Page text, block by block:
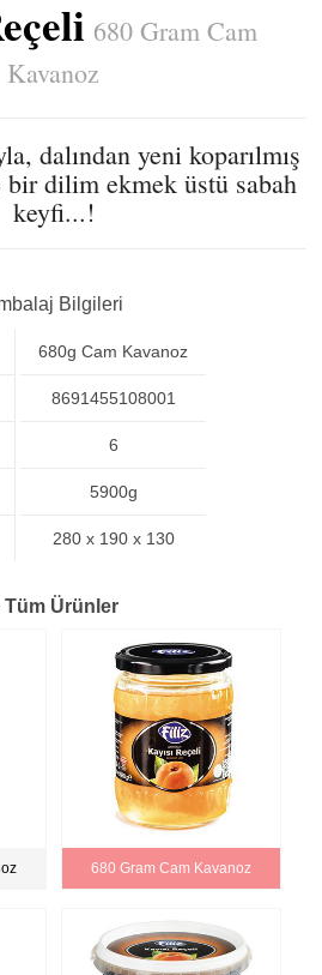
680 Gram Cam
Kavanoz
dalından yeni koparılmış
dilim ekmek üstü sabah
keyfi...!
Bilgileri
680g Cam Kavanoz
8691455108001
6
5900g
280 x 190 x 130
Tüm Ürünler
680 Gram Cam Kavanoz